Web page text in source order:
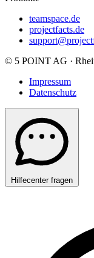
teamspace.de
projectfacts.de
© 5 POINT AG ·
Impressum
Datenschutz
Hilfecenter fragen